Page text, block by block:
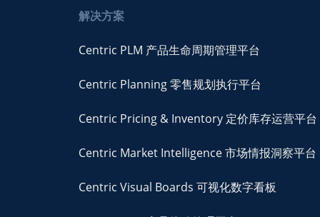
解决方案
Centric PLM 产品生命周期管理平台
Centric Planning 零售规划执行平台
Centric Pricing & Inventory 定价库存运营平台
Centric Market Intelligence 市场情报洞察平台
Centric Visual Boards 可视化数字看板